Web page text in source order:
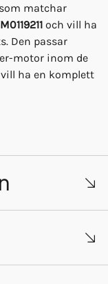
matchar
och vill ha
Den passar
motor inom de
ha en komplett
för Mercruiser